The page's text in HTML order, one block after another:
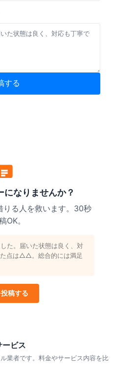
する
になりませんか？
りる人を救います。30秒
OK。
た。届いた状態は良く、対
点は△△。総合的には満足
稿する
ービス
業者です。料金やサービス内容を比